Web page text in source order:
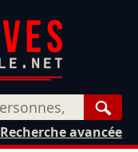
Recherche avancée